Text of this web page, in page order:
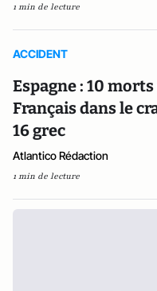
1 min de lecture
ACCIDENT
Espagne : 10
Français dans le
16 grec
Atlantico Rédaction
1 min de lecture